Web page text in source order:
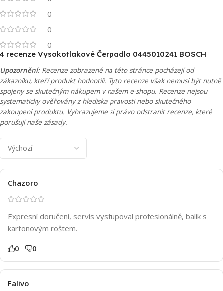
0
0
0
4 recenze Vysokotlakové Čerpadlo 0445010241 BOSCH
Upozornění:Recenze zobrazené na této stránce pocházejí od
zákazníků, kteří produkt hodnotili. Tyto recenze však nemusí být nutně
spojeny se skutečným nákupem v našem e-shopu. Recenze nejsou
systematicky ověřovány z hlediska pravosti nebo skutečného
zakoupení produktu. Vyhrazujeme si právo odstranit recenze, které
porušují naše zásady.
Chazoro
Expresní doručení, servis vystupoval profesionálně, balík s
kartonovým roštem.
0 0
Falivo